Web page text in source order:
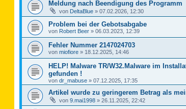
Meldung nach Beendigung des Programm
von DeltaBlue » 07.02.2026, 12:30
Problem bei der Gebotsabgabe
von Robert Beer » 06.03.2023, 12:39
Fehler Nummer 2147024703
von miofiore » 18.12.2025, 14:46
HELP! Malware TR/W32.Malware im
gefunden !
von dr_mabuse » 07.12.2025, 17:35
Artikel wurde zu geringerem Betrag als
von 9.mai1998 » 26.11.2025, 22:42